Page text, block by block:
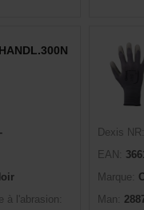
-
à l'abrasion:
Dexis NR:
EAN:
Marque:
Man: